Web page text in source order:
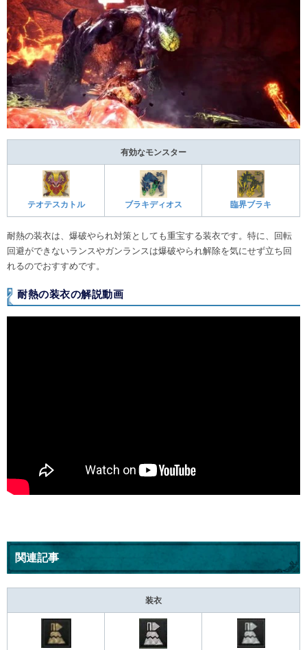
有効なモンスター
テオテスカトル ブラキディオス 臨界ブラキ
耐熱の装衣は、爆破やられ対策としても重宝する装衣です。特に、回転
回避ができないランスやガンランスは爆破やられ解除を気にせず立ち回
れるのでおすすめです。
耐熱の装衣の解説動画
関連記事
装衣